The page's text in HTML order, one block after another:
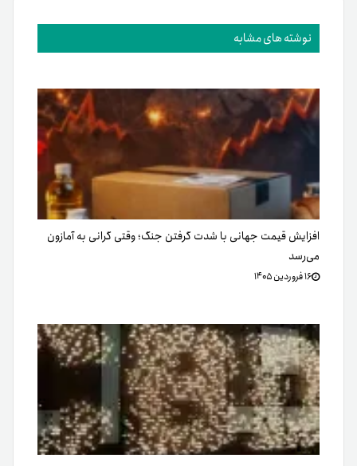
نوشته های مشابه
افزایش قیمت جهانی با شدت گرفتن جنگ؛ وقتی گرانی به آمازون
می‌رسد
۱۶ فروردین ۱۴۰۵